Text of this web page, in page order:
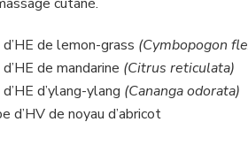
de lemon-grass (Cymbopogon
de mandarine (Citrus reticulata)
d’ylang-ylang (Cananga odorata)
d’HV de noyau d’abricot